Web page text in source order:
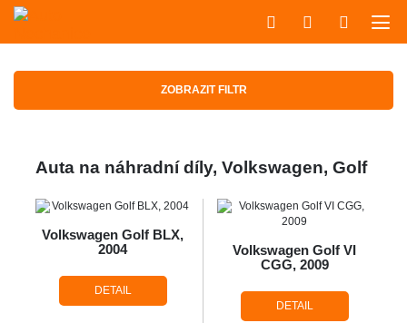
ZOBRAZIT FILTR
Auta na náhradní díly, Volkswagen, Golf
Volkswagen Golf BLX,
2004
DETAIL
Volkswagen Golf VI
CGG, 2009
DETAIL